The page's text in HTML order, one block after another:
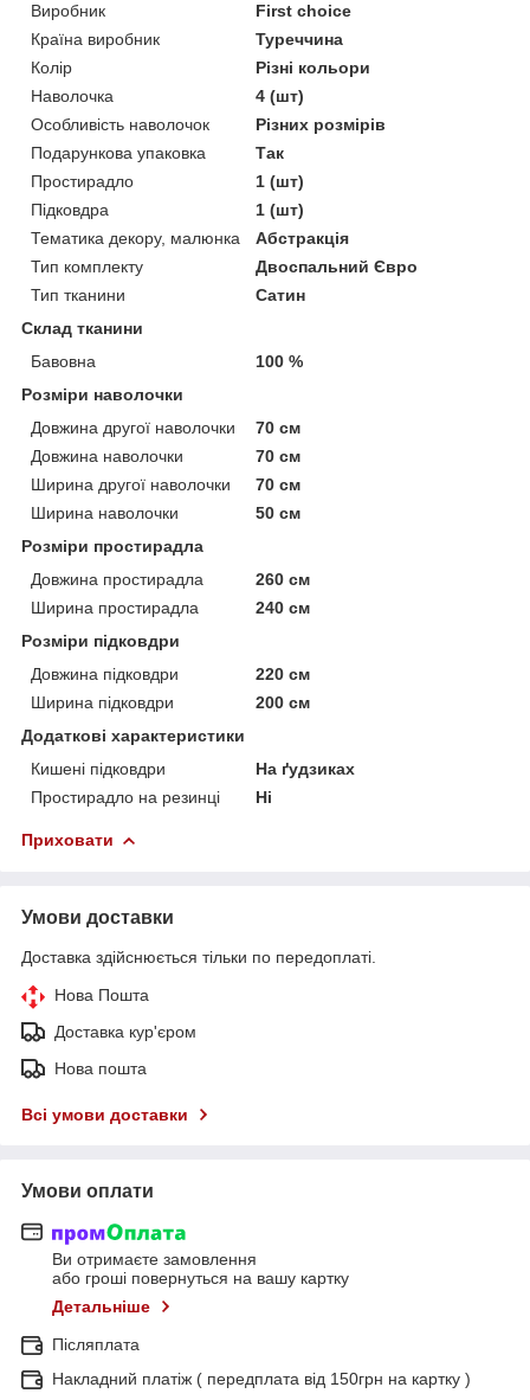
Виробник
First choice
Країна виробник
Туреччина
Колір
Різні кольори
Наволочка
4 (шт)
Особливість наволочок
Різних розмірів
Подарункова упаковка
Так
Простирадло
1 (шт)
Підковдра
1 (шт)
Тематика декору, малюнка
Абстракція
Тип комплекту
Двоспальний Євро
Тип тканини
Сатин
Склад тканини
Бавовна
100 %
Розміри наволочки
Довжина другої наволочки
70 см
Довжина наволочки
70 см
Ширина другої наволочки
70 см
Ширина наволочки
50 см
Розміри простирадла
Довжина простирадла
260 см
Ширина простирадла
240 см
Розміри підковдри
Довжина підковдри
220 см
Ширина підковдри
200 см
Додаткові характеристики
Кишені підковдри
На ґудзиках
Простирадло на резинці
Ні
Приховати
Умови доставки
Доставка здійснюється тільки по передоплаті.
Нова Пошта
Доставка кур'єром
Нова пошта
Всі умови доставки
Умови оплати
Ви отримаєте замовлення
або гроші повернуться на вашу картку
Детальніше
Післяплата
Накладний платіж ( передплата від 150грн на картку )